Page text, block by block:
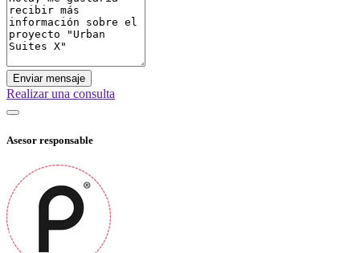
Enviar mensaje
Realizar una consulta
Asesor responsable